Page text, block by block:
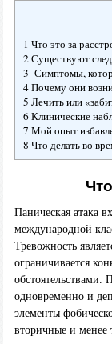
1 Что это за
2 Существуют
3 Симптомы,
4 Почему они
5 Лечить или
6 Клинические
7 Мой опыт
8 Что делать во
Паническая атака
международной
Тревожность
ограничивается
обстоятельствами.
одновременно и
элементы
вторичные и менее